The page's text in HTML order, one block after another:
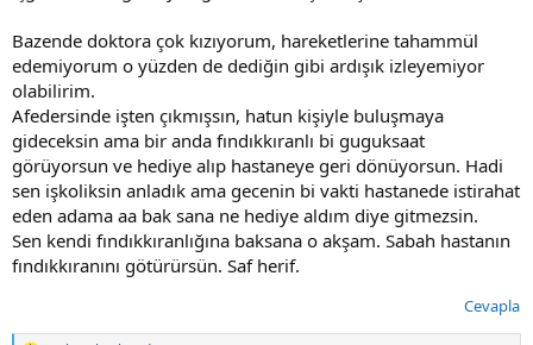
Bazende doktora çok kızıyorum, hareketlerine tahammül
edemiyorum o yüzden de dediğin gibi ardışık izleyemiyor
olabilirim.
Afedersinde işten çıkmışsın, hatun kişiyle buluşmaya
gideceksin ama bir anda fındıkkıranlı bi guguksaat
görüyorsun ve hediye alıp hastaneye geri dönüyorsun. Hadi
sen işkoliksin anladık ama gecenin bi vakti hastanede istirahat
eden adama aa bak sana ne hediye aldım diye gitmezsin.
Sen kendi fındıkkıranlığına baksana o akşam. Sabah hastanın
fındıkkıranını götürürsün. Saf herif.
Cevapla